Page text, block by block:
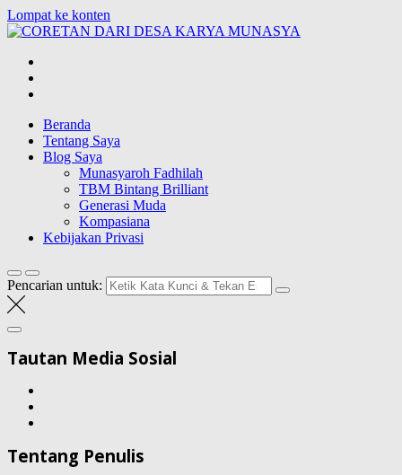
Lompat ke konten
Blog Wong Ndeso yang ingin berbagi berbagai hal di sekitarnya
Beranda
Tentang Saya
Blog Saya
Munasyaroh Fadhilah
TBM Bintang Brilliant
Generasi Muda
Kompasiana
Kebijakan Privasi
Pencarian untuk:
Tautan Media Sosial
Tentang Penulis